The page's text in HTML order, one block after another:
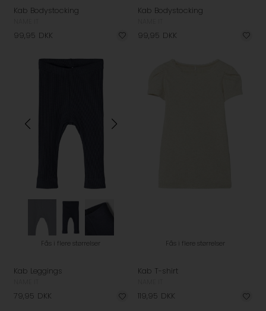
Kab Bodystocking
99,95 DKK
Kab Bodystocking
99,95 DKK
Fås i flere størrelser
Kab Leggings
79,95 DKK
Fås i flere størrelser
Kab T-shirt
119,95 DKK